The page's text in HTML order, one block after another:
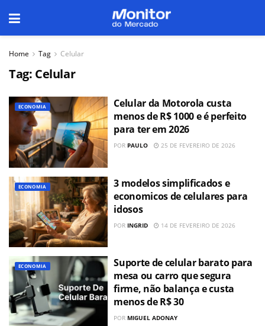
Home Tag Celular
Tag: Celular
ECONOMIA
Celular da Motorola custa
menos de R$ 1000 e é perfeito
para ter em 2026
POR PAULO 25 DE FEVEREIRO DE 2026
ECONOMIA
3 modelos simplificados e
economicos de celulares para
idosos
POR INGRID 14 DE FEVEREIRO DE 2026
ECONOMIA
Suporte de celular barato para
mesa ou carro que segura
firme, não balança e custa
menos de R$ 30
POR MIGUEL ADONAY